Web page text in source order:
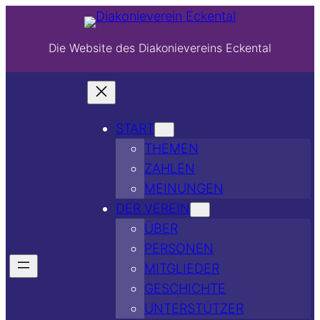
Die Website des Diakonievereins Eckental
START
THEMEN
ZAHLEN
MEINUNGEN
DER VEREIN
ÜBER
PERSONEN
MITGLIEDER
GESCHICHTE
UNTERSTÜTZER